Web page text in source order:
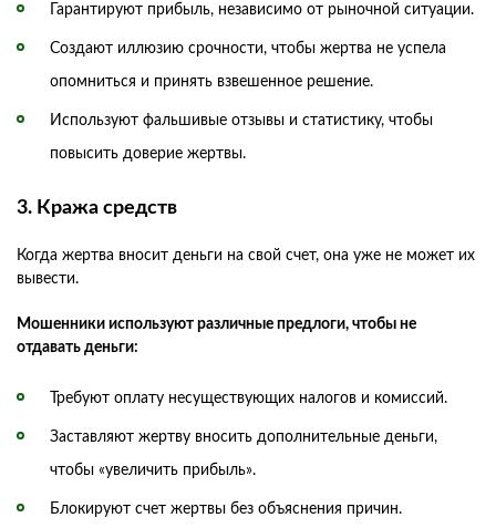
Гарантируют прибыль, независимо от рыночной ситуации.
Создают иллюзию срочности, чтобы жертва не успела
опомниться и принять взвешенное решение.
Используют фальшивые отзывы и статистику, чтобы
повысить доверие жертвы.
3. Кража средств
Когда жертва вносит деньги на свой счет, она уже не может их
вывести.
Мошенники используют различные предлоги, чтобы не
отдавать деньги:
Требуют оплату несуществующих налогов и комиссий.
Заставляют жертву вносить дополнительные деньги,
чтобы «увеличить прибыль».
Блокируют счет жертвы без объяснения причин.